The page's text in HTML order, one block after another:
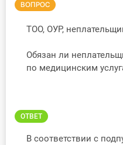
Участник ВЭД
ВОПРОС
ТОО, ОУР,
Обязан ли
по медицинским
ОТВЕТ
В соответствии с